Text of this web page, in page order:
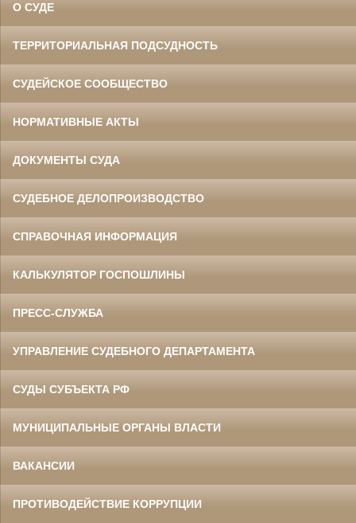
О СУДЕ
ТЕРРИТОРИАЛЬНАЯ ПОДСУДНОСТЬ
СУДЕЙСКОЕ СООБЩЕСТВО
НОРМАТИВНЫЕ АКТЫ
ДОКУМЕНТЫ СУДА
СУДЕБНОЕ ДЕЛОПРОИЗВОДСТВО
СПРАВОЧНАЯ ИНФОРМАЦИЯ
КАЛЬКУЛЯТОР ГОСПОШЛИНЫ
ПРЕСС-СЛУЖБА
УПРАВЛЕНИЕ СУДЕБНОГО ДЕПАРТАМЕНТА
СУДЫ СУБЪЕКТА РФ
МУНИЦИПАЛЬНЫЕ ОРГАНЫ ВЛАСТИ
ВАКАНСИИ
ПРОТИВОДЕЙСТВИЕ КОРРУПЦИИ